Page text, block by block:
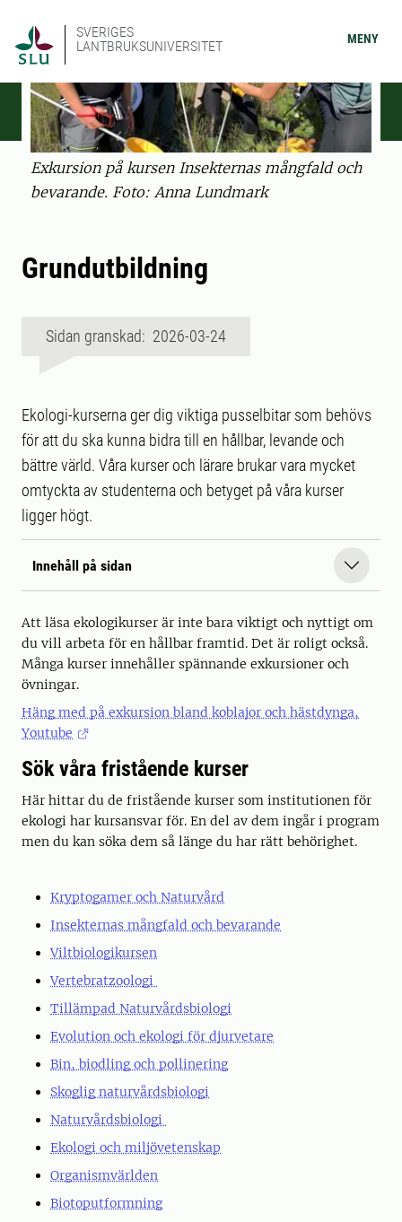
SVERIGES
LANTBRUKSUNIVERSITET
MENY
Exkursion på kursen Insekternas mångfald och
bevarande. Foto: Anna Lundmark
Grundutbildning
Sidan granskad: 2026-03-24
Ekologi-kurserna ger dig viktiga pusselbitar som behövs
för att du ska kunna bidra till en hållbar, levande och
bättre värld. Våra kurser och lärare brukar vara mycket
omtyckta av studenterna och betyget på våra kurser
ligger högt.
Innehåll på sidan
Att läsa ekologikurser är inte bara viktigt och nyttigt om
du vill arbeta för en hållbar framtid. Det är roligt också.
Många kurser innehåller spännande exkursioner och
övningar.
Häng med på exkursion bland koblajor och hästdynga,
Youtube
Sök våra fristående kurser
Här hittar du de fristående kurser som institutionen för
ekologi har kursansvar för. En del av dem ingår i program
men du kan söka dem så länge du har rätt behörighet.
Kryptogamer och Naturvård
Insekternas mångfald och bevarande
Viltbiologikursen
Vertebratzoologi
Tillämpad Naturvårdsbiologi
Evolution och ekologi för djurvetare
Bin, biodling och pollinering
Skoglig naturvårdsbiologi
Naturvårdsbiologi
Ekologi och miljövetenskap
Organismvärlden
Biotoputformning